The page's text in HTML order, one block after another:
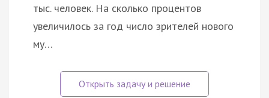
тыс. человек. На сколько процентов
увеличилось за год число зрителей нового
му…